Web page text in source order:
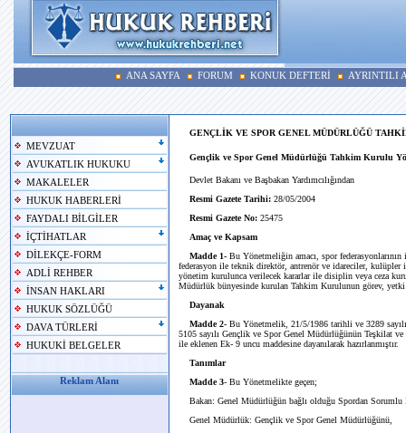
ANA SAYFA FORUM KONUK DEFTERİ AYRINTILI
MEVZUAT
AVUKATLIK HUKUKU
MAKALELER
HUKUK HABERLERİ
FAYDALI BİLGİLER
İÇTİHATLAR
DİLEKÇE-FORM
ADLİ REHBER
İNSAN HAKLARI
HUKUK SÖZLÜĞÜ
DAVA TÜRLERİ
HUKUKİ BELGELER
Reklam Alanı
GENÇLİK VE SPOR GENEL MÜDÜRLÜĞÜ
Gençlik ve Spor Genel Müdürlüğü Tahkim Kurulu
Devlet Bakanı ve Başbakan Yardımcılığından
Resmi Gazete Tarihi: 28/05/2004
Resmi Gazete No: 25475
Amaç ve Kapsam
Madde 1- Bu Yönetmeliğin amacı, spor
federasyon ile teknik direktör, antrenör ve idareciler, kulüpler
yönetim kurulunca verilecek kararlar ile disiplin veya ceza
Müdürlük bünyesinde kurulan Tahkim Kurulunun görev, yetki
Dayanak
Madde 2- Bu Yönetmelik, 21/5/1986 tarihli ve 3289
5105 sayılı Gençlik ve Spor Genel Müdürlüğünün Teşkilat
ile eklenen Ek- 9 uncu maddesine dayanılarak hazırlanmıştır.
Tanımlar
Madde 3- Bu Yönetmelikte geçen;
Bakan: Genel Müdürlüğün bağlı olduğu Spordan Sorumlu
Genel Müdürlük: Gençlik ve Spor Genel Müdürlüğünü,